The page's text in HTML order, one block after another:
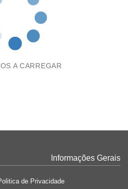
A CARREGAR
Informações Gerais
de Privacidade